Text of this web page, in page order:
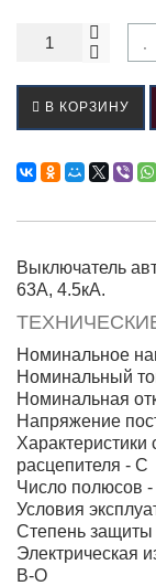
В КОРЗИНУ
Выключатель
63А, 4.5кА.
Номинальное
Номинальный
Номинальная
Напряжение
Характеристики
расцепителя - C
Число полюсов -
Условия
Степень
Электрическая
В-О